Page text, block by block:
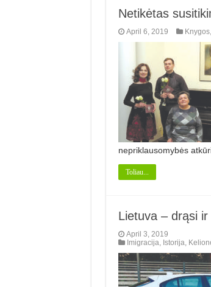
Netikėtas
April 6, 2019 Knygos,
nepriklausomybės
Toliau...
Lietuva – drąsi
April 3, 2019
Imigracija Istorija